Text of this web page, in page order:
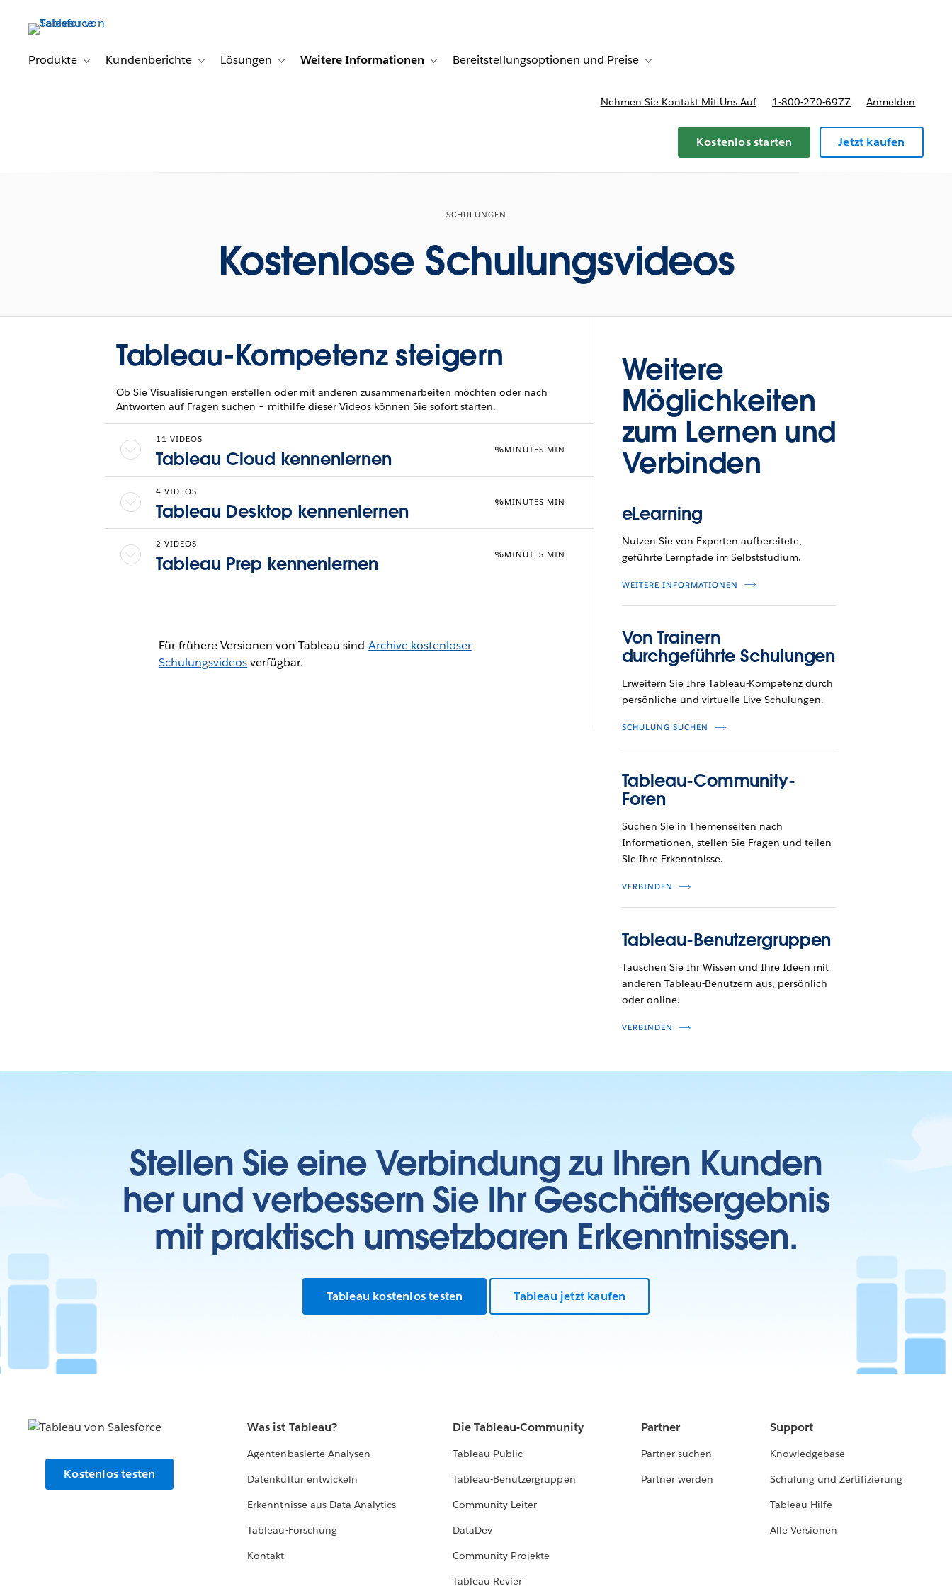
Produkte
Toggle sub-navigation for Produkte
Kundenberichte Toggle sub-navigation for Kundenberichte
Lösungen Toggle sub-navigation for Lösungen
Weitere Informationen Toggle sub-navigation for Weitere Informationen
Bereitstellungsoptionen und Preise Toggle sub-navigation for Bereitstellungsoptionen und Preise
Nehmen Sie Kontakt Mit Uns Auf 1-800-270-6977 Anmelden
Kostenlos starten Jetzt kaufen
SCHULUNGEN
Kostenlose Schulungsvideos
Tableau-Kompetenz steigern
Ob Sie Visualisierungen erstellen oder mit anderen zusammenarbeiten möchten oder nach
Antworten auf Fragen suchen – mithilfe dieser Videos können Sie sofort starten.
Tableau Cloud kennenlernen
11 VIDEOS
%MINUTES MIN
Tableau Desktop kennenlernen
4 VIDEOS
%MINUTES MIN
Tableau Prep kennenlernen
2 VIDEOS
%MINUTES MIN
Für frühere Versionen von Tableau sind Archive kostenloser
Schulungsvideosverfügbar.
Weitere
Möglichkeiten
zum Lernen und
Verbinden
eLearning
Nutzen Sie von Experten aufbereitete,
geführte Lernpfade im Selbststudium.
WEITERE INFORMATIONEN
Von Trainern
durchgeführte Schulungen
Erweitern Sie Ihre Tableau-Kompetenz durch
persönliche und virtuelle Live-Schulungen.
SCHULUNG SUCHEN
Tableau-Community-
Foren
Suchen Sie in Themenseiten nach
Informationen, stellen Sie Fragen und teilen
Sie Ihre Erkenntnisse.
VERBINDEN
Tableau-Benutzergruppen
Tauschen Sie Ihr Wissen und Ihre Ideen mit
anderen Tableau-Benutzern aus, persönlich
oder online.
VERBINDEN
Stellen Sie eine Verbindung zu Ihren Kunden
her und verbessern Sie Ihr Geschäftsergebnis
mit praktisch umsetzbaren Erkenntnissen.
Tableau kostenlos testen Tableau jetzt kaufen
Kostenlos testen
Was ist Tableau?
Agentenbasierte Analysen
Datenkultur entwickeln
Erkenntnisse aus Data Analytics
Tableau-Forschung
Kontakt
Die Tableau-Community
Tableau Public
Tableau-Benutzergruppen
Community-Leiter
DataDev
Community-Projekte
Tableau Revier
Partner
Partner suchen
Partner werden
Support
Knowledgebase
Schulung und Zertifizierung
Tableau-Hilfe
Alle Versionen